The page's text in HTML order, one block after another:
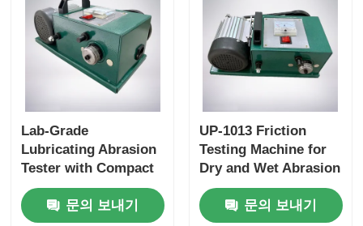
Lab-Grade
Lubricating Abrasion
Tester with Compact
Structure and User-
Friendly Interface for
문의 보내기
UP-1013 Friction
Testing Machine for
Dry and Wet Abrasion
Test with Adjustable
Load Range and Real-
문의 보내기